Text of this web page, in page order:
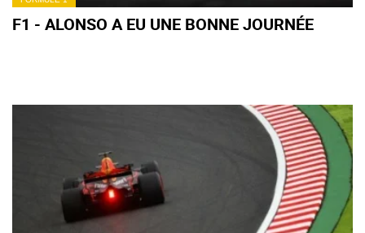
F1 - ALONSO A EU UNE BONNE JOURNÉE